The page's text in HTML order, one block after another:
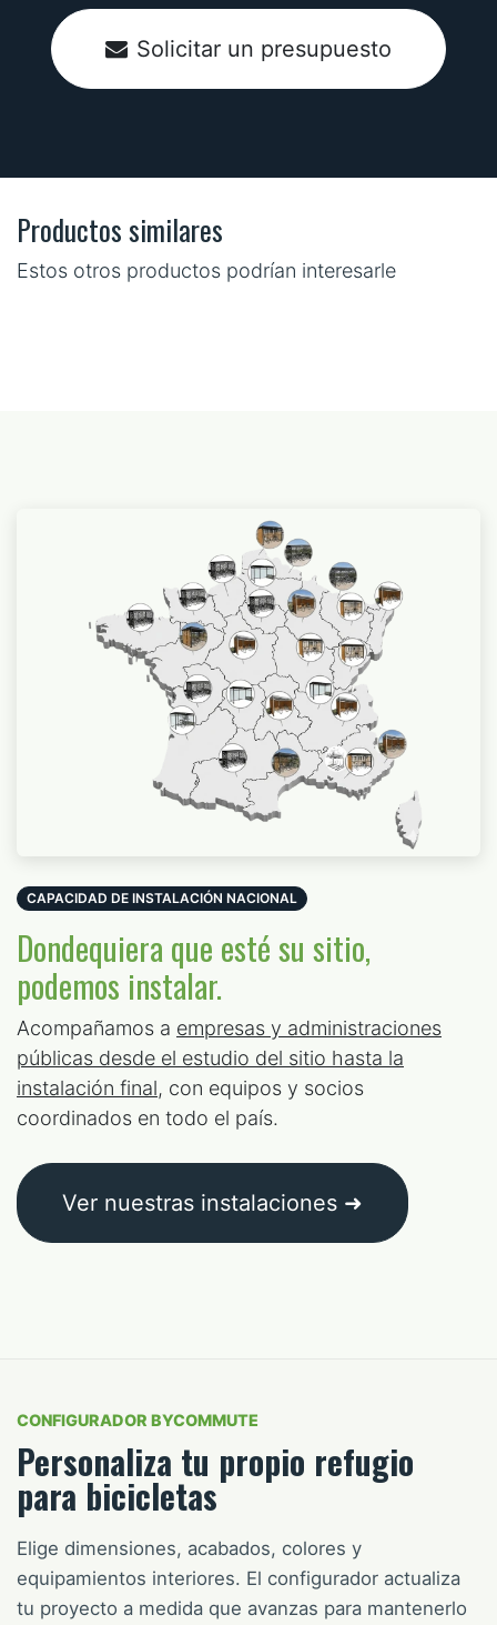
Solicitar un presupuesto
Productos similares
Estos otros productos podrían interesarle
CAPACIDAD DE INSTALACIÓN NACIONAL
Dondequiera que esté su sitio,
podemos instalar.
Acompañamos a empresas y administraciones
públicas desde el estudio del sitio hasta la
instalación final, con equipos y socios
coordinados en todo el país.
Ver nuestras instalaciones ➜
CONFIGURADOR BYCOMMUTE
Personaliza tu propio refugio
para bicicletas
Elige dimensiones, acabados, colores y
equipamientos interiores. El configurador actualiza
tu proyecto a medida que avanzas para mantenerlo